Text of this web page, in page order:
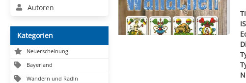
Autoren
Kategorien
Neuerscheinung
Bayerland
Wandern und Radln